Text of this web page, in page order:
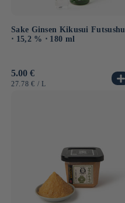
Sake Ginsen Kikusui Futsushu
⋅ 15,2 % ⋅ 180 ml
Normaler
Preis
5.00 €
GRUNDPREIS
27.78 € / PRO
L